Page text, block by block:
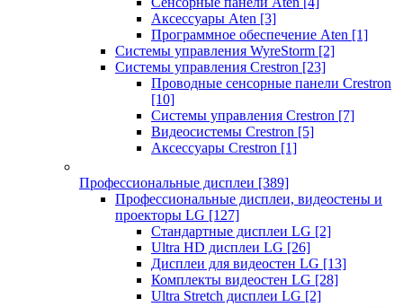
Аксессуары Aten [3]
Программное обеспечение Aten [1]
Системы управления WyreStorm [2]
Системы управления Crestron [23]
Проводные сенсорные панели Crestron
[10]
Системы управления Crestron [7]
Видеосистемы Crestron [5]
Аксессуары Crestron [1]
Профессиональные дисплеи [389]
Профессиональные дисплеи, видеостены и
проекторы LG [127]
Стандартные дисплеи LG [2]
Ultra HD дисплеи LG [26]
Дисплеи для видеостен LG [13]
Комплекты видеостен LG [28]
Ultra Stretch дисплеи LG [2]